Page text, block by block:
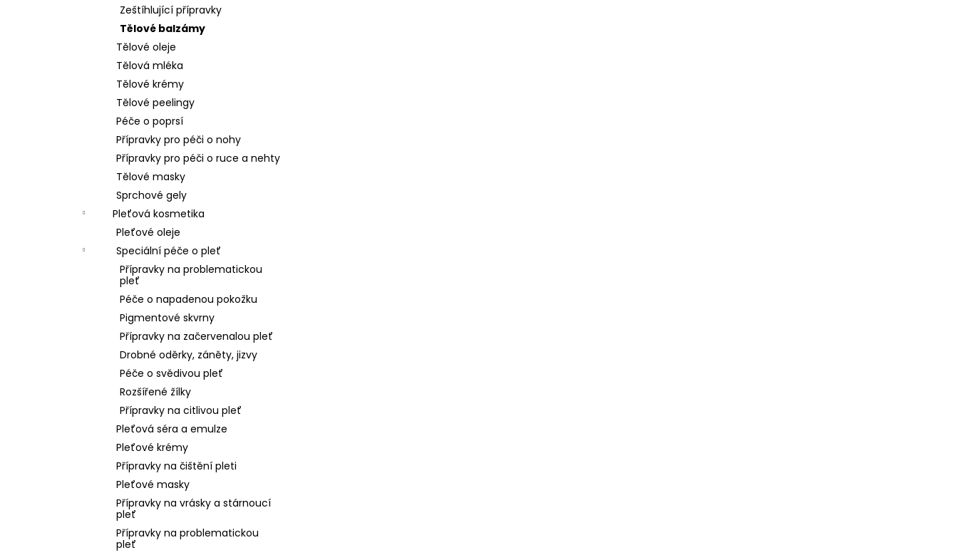
Zeštíhlující přípravky
Tělové balzámy
Tělové oleje
Tělová mléka
Tělové krémy
Tělové peelingy
Péče o poprsí
Přípravky pro péči o nohy
Přípravky pro péči o ruce a nehty
Tělové masky
Sprchové gely
Pleťová kosmetika
Pleťové oleje
Speciální péče o pleť
Přípravky na problematickou
pleť
Péče o napadenou pokožku
Pigmentové skvrny
Přípravky na začervenalou pleť
Drobné oděrky, záněty, jizvy
Péče o svědivou pleť
Rozšířené žílky
Přípravky na citlivou pleť
Pleťová séra a emulze
Pleťové krémy
Přípravky na čištění pleti
Pleťové masky
Přípravky na vrásky a stárnoucí
pleť
Přípravky na problematickou
pleť